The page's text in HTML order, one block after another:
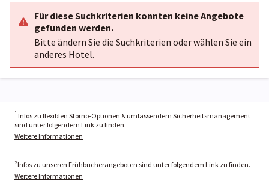
Für diese Suchkriterien konnten keine Angebote
gefunden werden.
Bitte ändern Sie die Suchkriterien oder wählen Sie ein
anderes Hotel.
1 Infos zu flexiblen Storno-Optionen & umfassendem Sicherheitsmanagement
sind unter folgendem Link zu finden.
Weitere Informationen
²Infos zu unseren Frühbucherangeboten sind unter folgendem Link zu finden.
Weitere Informationen